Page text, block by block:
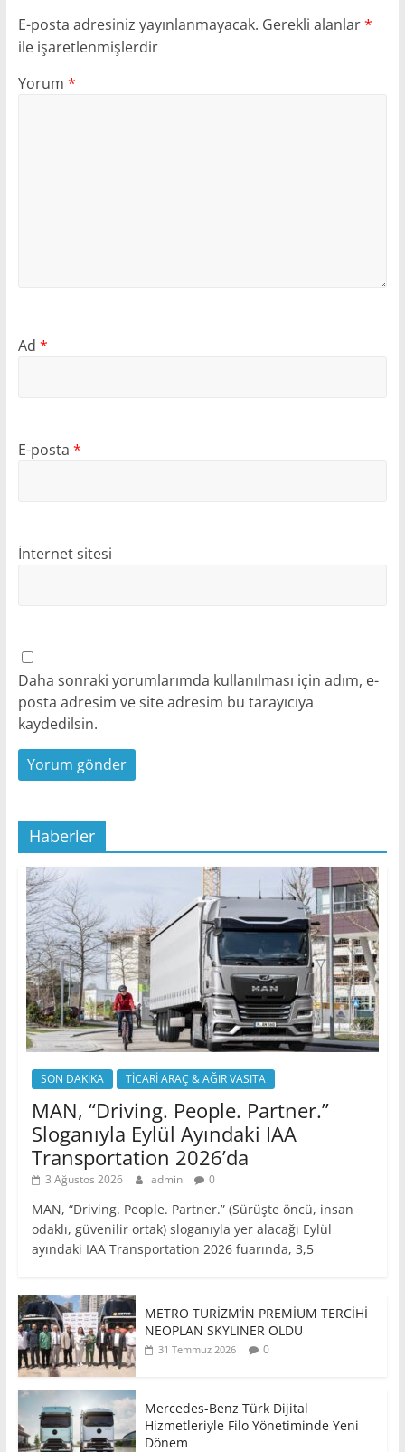
E-posta adresiniz yayınlanmayacak. Gerekli alanlar*
ile işaretlenmişlerdir
Yorum *
Ad *
E-posta *
İnternet sitesi
Daha sonraki yorumlarımda kullanılması için adım, e-
posta adresim ve site adresim bu tarayıcıya
kaydedilsin.
Haberler
SON DAKİKA TİCARİ ARAÇ & AĞIR VASITA
MAN, “Driving. People. Partner.”
Sloganıyla Eylül Ayındaki IAA
Transportation 2026’da
3 Ağustos 2026 admin 0
MAN, “Driving. People. Partner.” (Sürüşte öncü, insan
odaklı, güvenilir ortak) sloganıyla yer alacağı Eylül
ayındaki IAA Transportation 2026 fuarında, 3,5
METRO TURİZM’İN PREMİUM TERCİHİ
NEOPLAN SKYLINER OLDU
31 Temmuz 2026 0
Mercedes-Benz Türk Dijital
Hizmetleriyle Filo Yönetiminde Yeni
Dönem